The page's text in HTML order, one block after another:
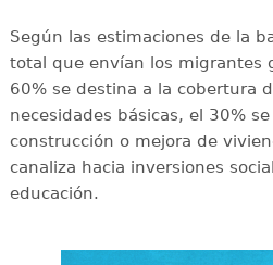
Según las estimaciones de la
total que envían los migrantes
60% se destina a la cobertura
necesidades básicas, el 30%
construcción o mejora de
canaliza hacia inversiones
educación.